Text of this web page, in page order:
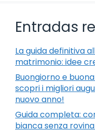
Entradas
La guida definitiva
matrimonio: idee
Buongiorno e
scopri i migliori
nuovo anno!
Guida completa:
bianca senza